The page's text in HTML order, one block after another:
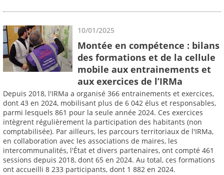
10/01/2025
Montée en compétence : bilans
des formations et de la cellule
mobile aux entrainements et
aux exercices de l’IRMa
Depuis 2018, l'IRMa a organisé 366 entrainements et exercices,
dont 43 en 2024, mobilisant plus de 6 042 élus et responsables,
parmi lesquels 861 pour la seule année 2024. Ces exercices
intègrent régulièrement la participation des habitants (non
comptabilisée). Par ailleurs, les parcours territoriaux de l'IRMa,
en collaboration avec les associations de maires, les
intercommunalités, l'État et divers partenaires, ont compté 461
sessions depuis 2018, dont 65 en 2024. Au total, ces formations
ont accueilli 8 233 participants, dont 1 882 en 2024.